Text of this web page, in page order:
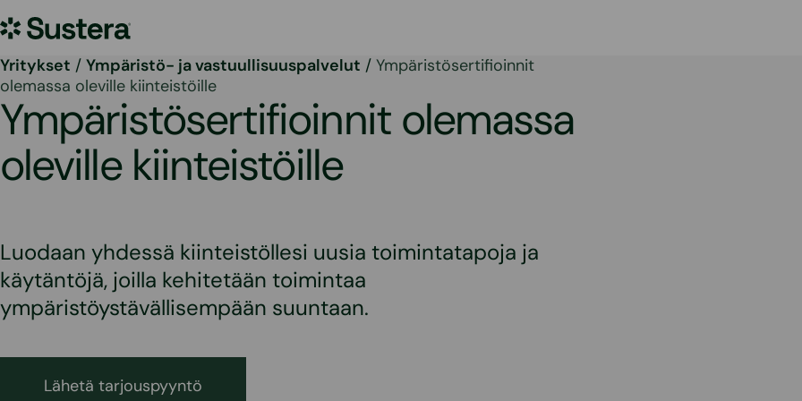
sisältöön
Sustera
Yritykset / Ympäristö- ja vastuullisuuspalvelut / Ympäristösertifioinnit
olemassa oleville kiinteistöille
Ympäristösertifioinnit olemassa
oleville kiinteistöille
Luodaan yhdessä kiinteistöllesi uusia toimintatapoja ja
käytäntöjä, joilla kehitetään toimintaa
ympäristöystävällisempään suuntaan.
Lähetä tarjouspyyntö